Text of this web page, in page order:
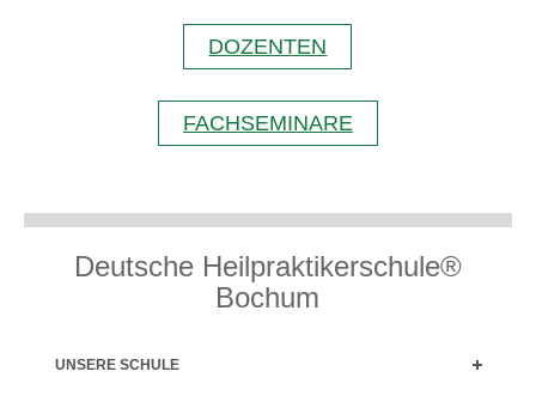
DOZENTEN
FACHSEMINARE
Deutsche Heilpraktikerschule®
Bochum
UNSERE SCHULE